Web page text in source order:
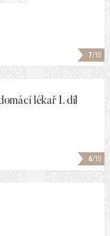
7/10
6/10
lékař I. díl